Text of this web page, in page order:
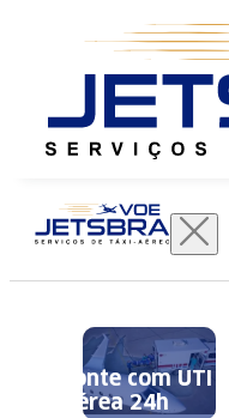
Conte com UTI
Aérea 24h